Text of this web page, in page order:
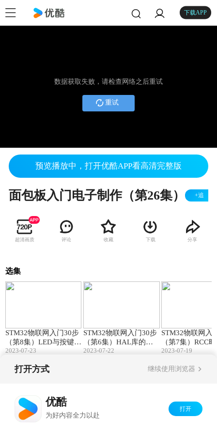
下载APP
数据获取失败，请检查网络之后重试
重试
预览播放中，打开优酷APP看高清完整版
面包板入门电子制作（第26集） +追
超清画质 评论 收藏 下载 分享
选集
STM32物联网入门30步
（第8集）LED与按键驱
动程序！
2023-07-23
STM32物联网入门30步
（第6集）HAL库的结
构与使用！
2023-07-22
STM32物联网入
（第7集）RCC
延时函数！
2023-07-19
打开方式 继续使用浏览器
优酷
为好内容全力以赴
打开